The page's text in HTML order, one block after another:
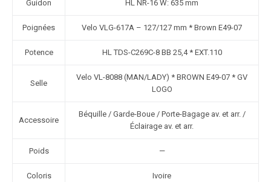
Guidon HL NR-16 W: 635 mm
Poignées Velo VLG-617A – 127/127 mm * Brown E49-07
Potence HL TDS-C269C-8 BB 25,4 * EXT.110
Selle
Velo VL-8088 (MAN/LADY) * BROWN E49-07 * GV
LOGO
Accessoire
Béquille / Garde-Boue / Porte-Bagage av. et arr. /
Éclairage av. et arr.
Poids —
Coloris Ivoire